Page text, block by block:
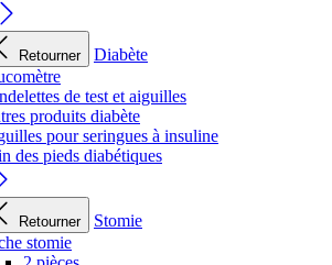
Retourner
Diabète
de test et aiguilles
produits diabète
pour seringues à insuline
des pieds diabétiques
Retourner
Stomie
stomie